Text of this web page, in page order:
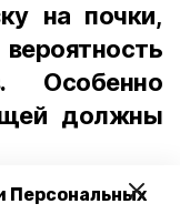
Персональных
на почки,
Особенно
должны